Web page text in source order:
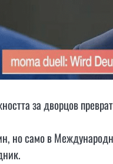
за дворцов
но само в